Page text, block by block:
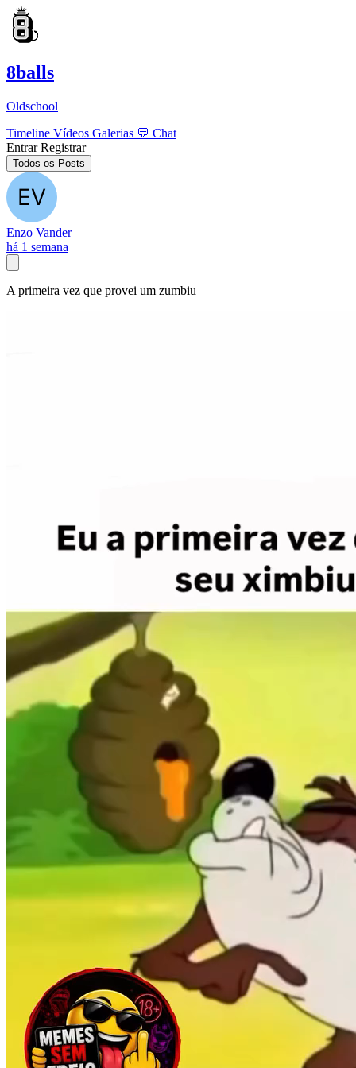
8balls
Oldschool
Timeline Vídeos Galerias 💬 Chat
Entrar Registrar
Todos os Posts
Enzo Vander
há 1 semana
A primeira vez que provei um zumbiu